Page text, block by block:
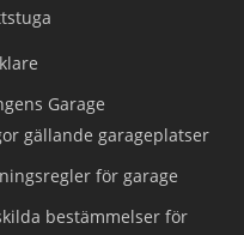
Garage
gällande garageplatser
för garage
bestämmelser för